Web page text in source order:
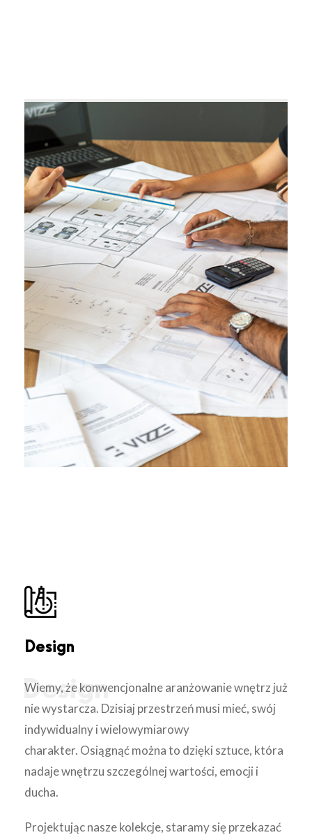
Design
Wiemy, że konwencjonalne aranżowanie wnętrz już
nie wystarcza. Dzisiaj przestrzeń musi mieć, swój
indywidualny i wielowymiarowy
charakter. Osiągnąć można to dzięki sztuce, która
nadaje wnętrzu szczególnej wartości, emocji i
ducha.
Projektując nasze kolekcje, staramy się przekazać